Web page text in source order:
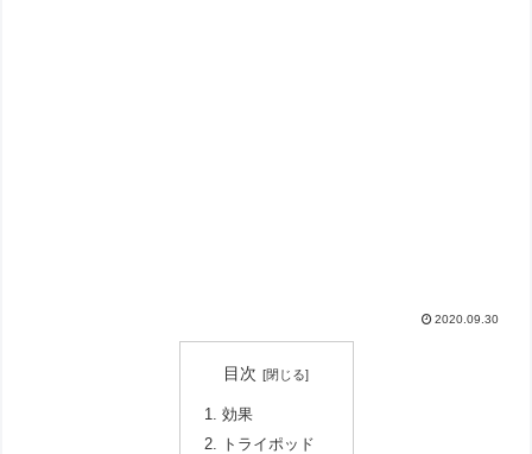
2020.09.30
目次
効果
トライポッド